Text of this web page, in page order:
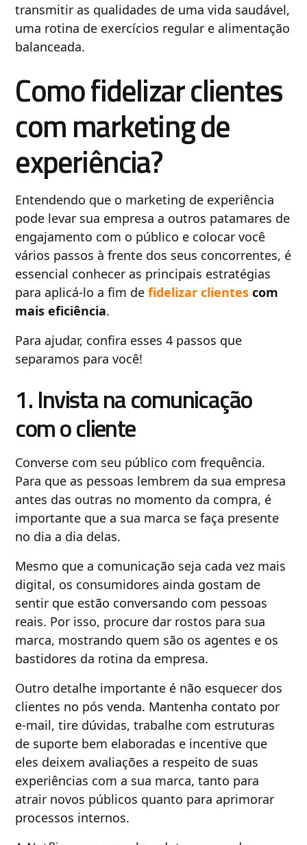
transmitir as qualidades de uma vida saudável,
uma rotina de exercícios regular e alimentação
balanceada.
Como fidelizar clientes
com marketing de
experiência?
Entendendo que o marketing de experiência
pode levar sua empresa a outros patamares de
engajamento com o público e colocar você
vários passos à frente dos seus concorrentes, é
essencial conhecer as principais estratégias
para aplicá-lo a fim defidelizar clientes com
mais eficiência.
Para ajudar, confira esses 4 passos que
separamos para você!
1. Invista na comunicação
com o cliente
Converse com seu público com frequência.
Para que as pessoas lembrem da sua empresa
antes das outras no momento da compra, é
importante que a sua marca se faça presente
no dia a dia delas.
Mesmo que a comunicação seja cada vez mais
digital, os consumidores ainda gostam de
sentir que estão conversando com pessoas
reais. Por isso, procure dar rostos para sua
marca, mostrando quem são os agentes e os
bastidores da rotina da empresa.
Outro detalhe importante é não esquecer dos
clientes no pós venda. Mantenha contato por
e-mail, tire dúvidas, trabalhe com estruturas
de suporte bem elaboradas e incentive que
eles deixem avaliações a respeito de suas
experiências com a sua marca, tanto para
atrair novos públicos quanto para aprimorar
processos internos.